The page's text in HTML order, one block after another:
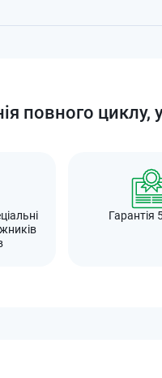
повного циклу,
Гарантія